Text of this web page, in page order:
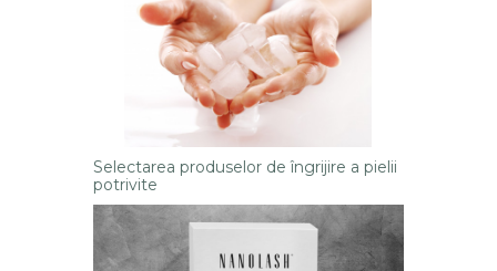
Selectarea produselor de îngrijire a pielii
potrivite